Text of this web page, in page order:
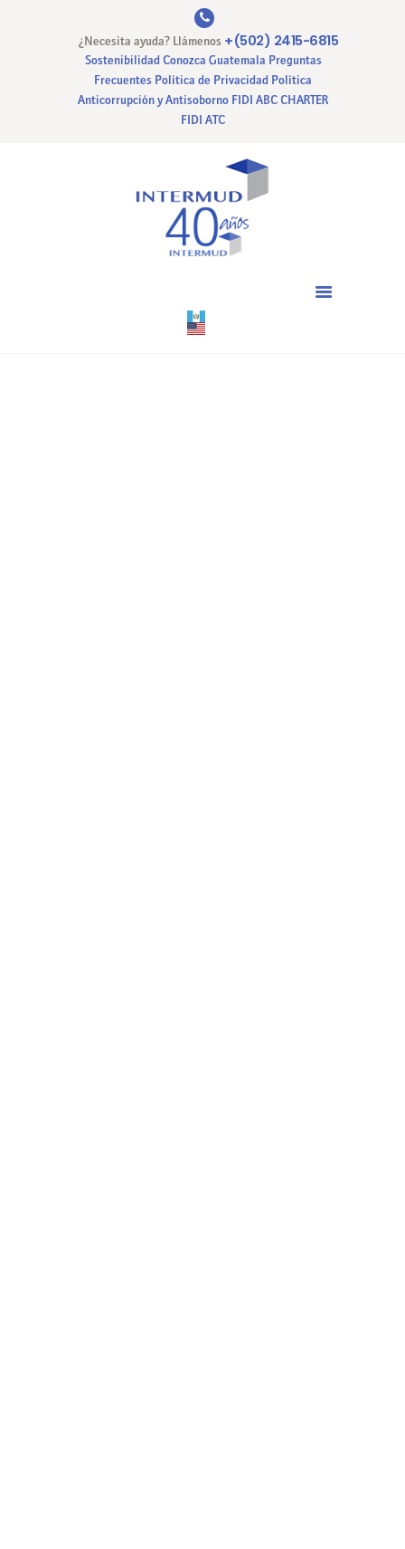
¿Necesita ayuda? Llámenos +(502) 2415-6815
Sostenibilidad Conozca Guatemala Preguntas
Frecuentes Política de Privacidad Política
Anticorrupción y Antisoborno FIDI ABC CHARTER
FIDI ATC
CERTIFICACIONES
PAGO EN LINEA